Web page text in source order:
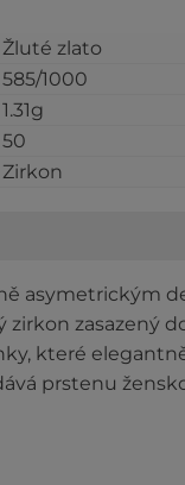
Žluté zlato
585/1000
1.31g
50
Zirkon
asymetrickým
zasazený
které
prstenu